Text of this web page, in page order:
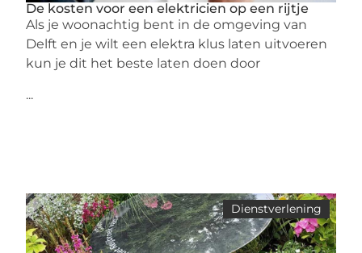
De kosten voor een elektricien op een rijtje
Als je woonachtig bent in de omgeving van
Delft en je wilt een elektra klus laten uitvoeren
kun je dit het beste laten doen door
...
Dienstverlening